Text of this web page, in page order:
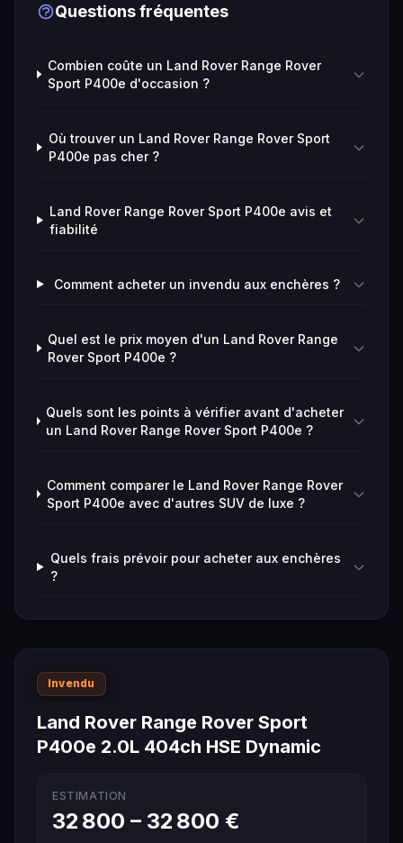
Questions fréquentes
Combien coûte un Land Rover Range Rover
Sport P400e d'occasion ?
Où trouver un Land Rover Range Rover Sport
P400e pas cher ?
Land Rover Range Rover Sport P400e avis et
fiabilité
Comment acheter un invendu aux enchères ?
Quel est le prix moyen d'un Land Rover Range
Rover Sport P400e ?
Quels sont les points à vérifier avant d'acheter
un Land Rover Range Rover Sport P400e ?
Comment comparer le Land Rover Range Rover
Sport P400e avec d'autres SUV de luxe ?
Quels frais prévoir pour acheter aux enchères
?
Invendu
Land Rover Range Rover Sport
P400e 2.0L 404ch HSE Dynamic
ESTIMATION
32 800 – 32 800 €